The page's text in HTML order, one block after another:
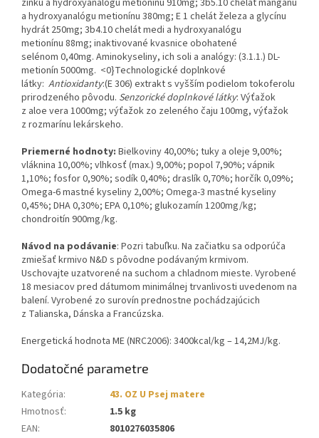
zinku a hydroxyanalógu metionínu 910mg; 3b5.10 chelát mangánu
a hydroxyanalógu metionínu 380mg; E 1 chelát železa a glycínu
hydrát 250mg; 3b4.10 chelát medi a hydroxyanalógu
metionínu 88mg; inaktivované kvasnice obohatené
selénom 0,40mg. Aminokyseliny, ich soli a analógy: (3.1.1.) DL-
metionín 5000mg. <0}Technologické doplnkové
látky: Antioxidanty:(E 306) extrakt s vyšším podielom tokoferolu
prirodzeného pôvodu. Senzorické doplnkové látky: Výťažok
z aloe vera 1000mg; výťažok zo zeleného čaju 100mg, výťažok
z rozmarínu lekárskeho.
Priemerné hodnoty: Bielkoviny 40,00%; tuky a oleje 9,00%;
vláknina 10,00%; vlhkosť (max.) 9,00%; popol 7,90%; vápnik
1,10%; fosfor 0,90%; sodík 0,40%; draslík 0,70%; horčík 0,09%;
Omega-6 mastné kyseliny 2,00%; Omega-3 mastné kyseliny
0,45%; DHA 0,30%; EPA 0,10%; glukozamín 1200mg/kg;
chondroitín 900mg/kg.
Návod na podávanie: Pozri tabuľku. Na začiatku sa odporúča
zmiešať krmivo N&D s pôvodne podávaným krmivom.
Uschovajte uzatvorené na suchom a chladnom mieste. Vyrobené
18 mesiacov pred dátumom minimálnej trvanlivosti uvedenom na
balení. Vyrobené zo surovín prednostne pochádzajúcich
z Talianska, Dánska a Francúzska.
Energetická hodnota ME (NRC2006): 3400kcal/kg – 14,2MJ/kg.
Dodatočné parametre
Kategória:
43. OZ U Psej matere
Hmotnosť:
1.5 kg
EAN:
8010276035806